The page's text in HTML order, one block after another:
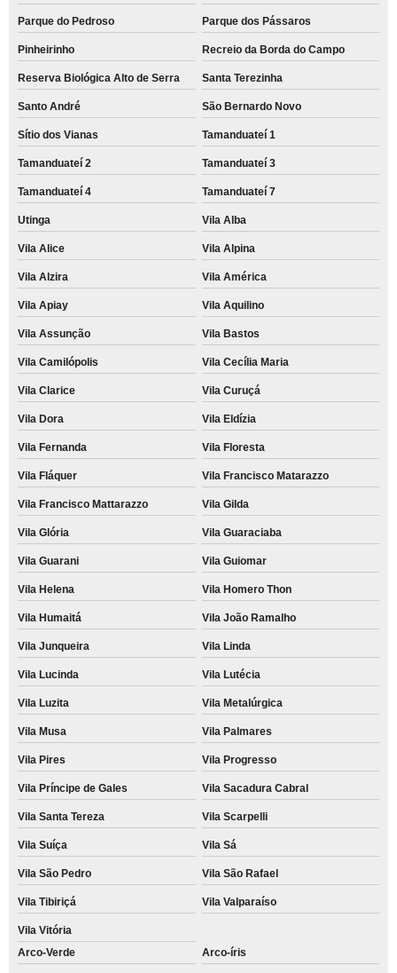
Parque do Pedroso Parque dos Pássaros
Pinheirinho Recreio da Borda do Campo
Reserva Biológica Alto de Serra Santa Terezinha
Santo André São Bernardo Novo
Sítio dos Vianas Tamanduateí 1
Tamanduateí 2 Tamanduateí 3
Tamanduateí 4 Tamanduateí 7
Utinga Vila Alba
Vila Alice Vila Alpina
Vila Alzira Vila América
Vila Apiay Vila Aquilino
Vila Assunção Vila Bastos
Vila Camilópolis Vila Cecília Maria
Vila Clarice Vila Curuçá
Vila Dora Vila Eldízia
Vila Fernanda Vila Floresta
Vila Fláquer Vila Francisco Matarazzo
Vila Francisco Mattarazzo Vila Gilda
Vila Glória Vila Guaraciaba
Vila Guarani Vila Guiomar
Vila Helena Vila Homero Thon
Vila Humaitá Vila João Ramalho
Vila Junqueira Vila Linda
Vila Lucinda Vila Lutécia
Vila Luzita Vila Metalúrgica
Vila Musa Vila Palmares
Vila Pires Vila Progresso
Vila Príncipe de Gales Vila Sacadura Cabral
Vila Santa Tereza Vila Scarpelli
Vila Suíça Vila Sá
Vila São Pedro Vila São Rafael
Vila Tibiriçá Vila Valparaíso
Vila Vitória
Arco-Verde
Arco-íris